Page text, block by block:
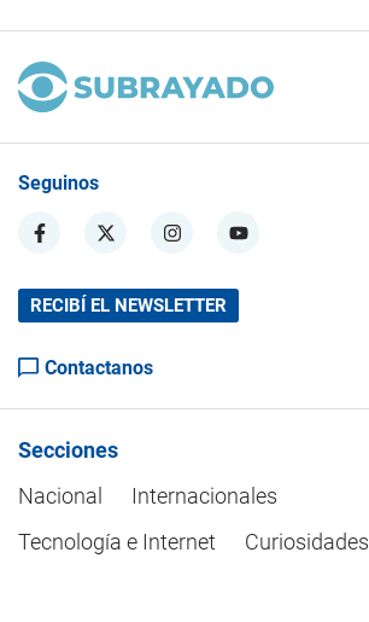
Seguinos
RECIBÍ EL NEWSLETTER
Contactanos
Secciones
Nacional
Internacionales
Tecnología e Internet
Curiosidades